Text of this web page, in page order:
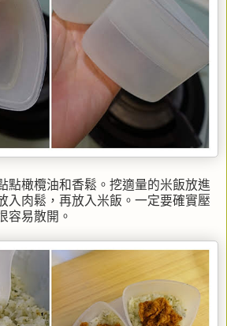
點橄欖油和香鬆。挖適量的米飯放進
入肉鬆，再放入米飯。一定要確實壓
容易散開。